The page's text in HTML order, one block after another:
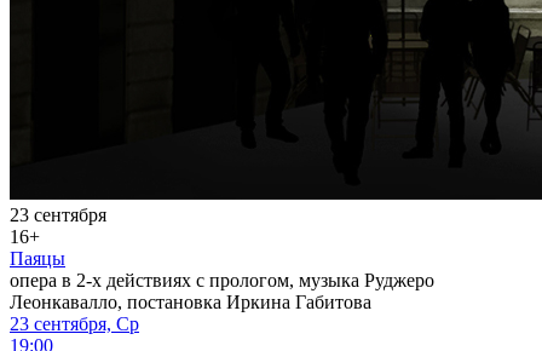
23 сентября
16+
Паяцы
опера в 2-х действиях с прологом, музыка Руджеро
Леонкавалло, постановка Иркина Габитова
23 сентября, Ср
19:00